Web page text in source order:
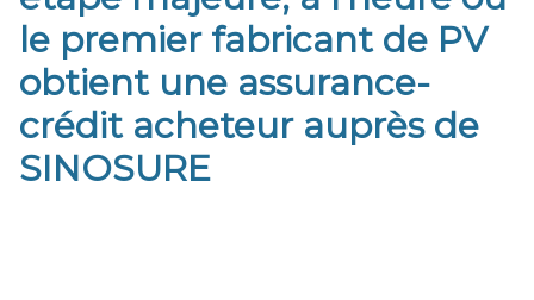
le premier fabricant de PV
obtient une assurance-
crédit acheteur auprès de
SINOSURE